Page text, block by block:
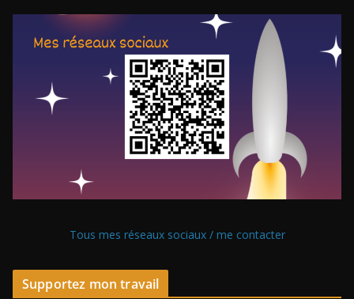
Tous mes réseaux sociaux / me contacter
Supportez mon travail